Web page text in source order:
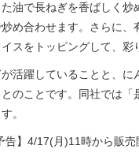
油で長ねぎを香ばしく
め合わせます。さらに
スをトッピングして、彩
活躍していることと、に
のことです。同社では
。
告】4/17(月)11時から販